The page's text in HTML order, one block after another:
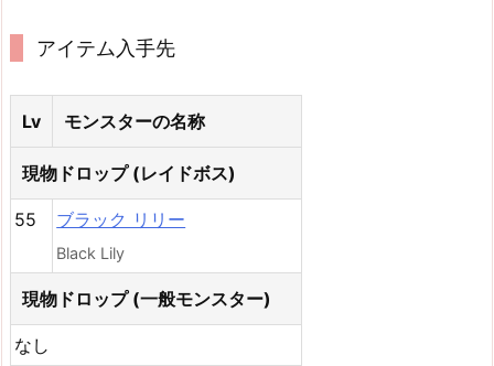
アイテム入手先
Lv モンスターの名称
現物ドロップ (レイドボス)
55 ブラック リリー
Black Lily
現物ドロップ (一般モンスター)
なし